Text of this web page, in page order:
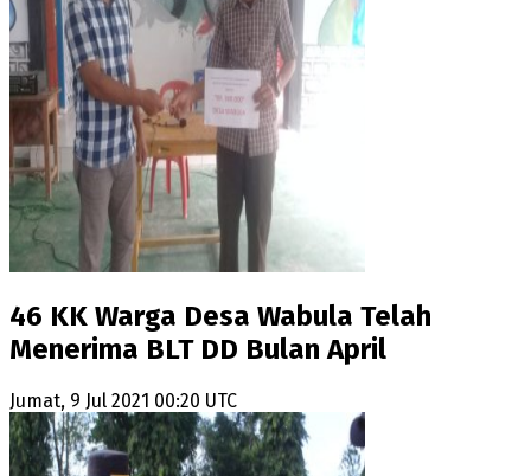
46 KK Warga Desa Wabula Telah
Menerima BLT DD Bulan April
Jumat, 9 Jul 2021 00:20 UTC